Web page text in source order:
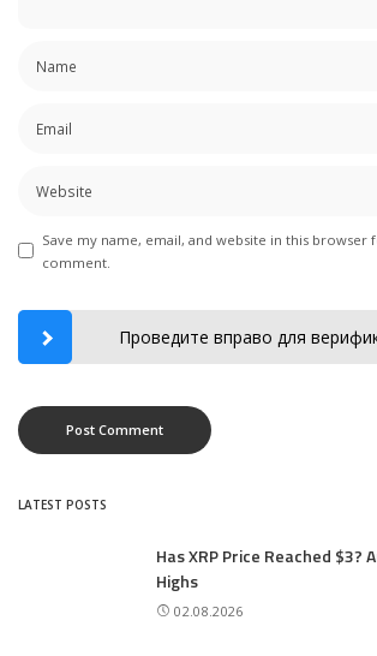
Save my name, email, and website in this browser
comment.
Проведите вправо для
LATEST POSTS
Has XRP Price Reached $3?
Highs
02.08.2026